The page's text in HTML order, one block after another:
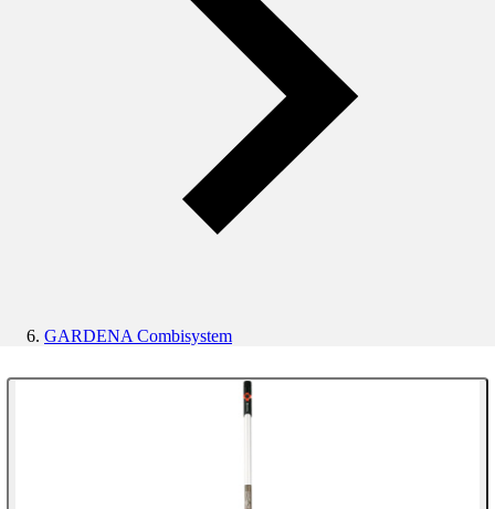
GARDENA Combisystem